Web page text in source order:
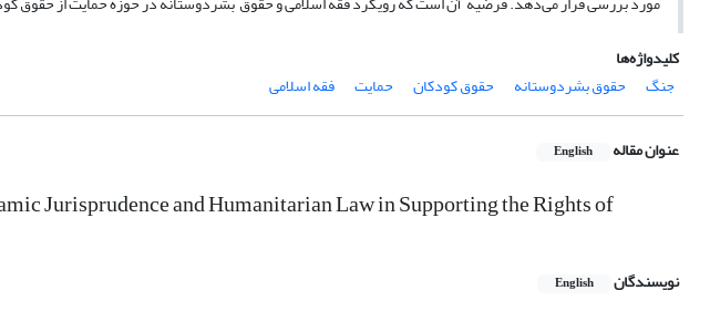
کلیدواژه‌ها
جنگ
حقوق بشردوستانه حقوق کودکان حمایت فقه اسلامی
عنوان مقاله English
Jurisprudence and Humanitarian Law in Supporting the Rights of
نویسندگان English